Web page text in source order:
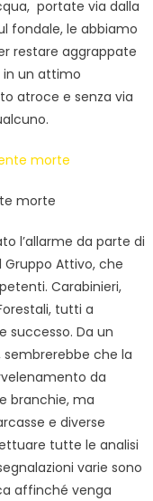
portate via dalla
fondale, le abbiamo
restare aggrappate
in un attimo
atroce e senza via
morte
l’allarme da parte di
Attivo, che
Carabinieri,
tutti a
successo. Da un
sembrerebbe che la
da
branchie, ma
e diverse
tutte le analisi
varie sono
affinché venga